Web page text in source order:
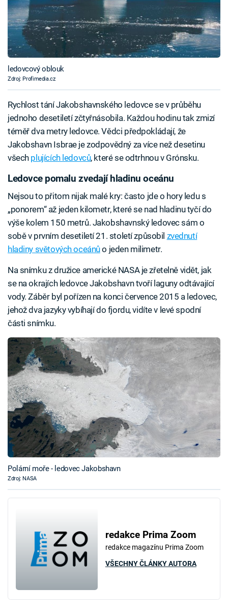
ledovcový oblouk
Zdroj: Profimedia.cz
Rychlost tání Jakobshavnského ledovce se v průběhu
jednoho desetiletí zčtyřnásobila. Každou hodinu tak zmizí
téměř dva metry ledovce. Vědci předpokládají, že
Jakobshavn Isbrae je zodpovědný za více než desetinu
všech plujících ledovců, které se odtrhnou v Grónsku.
Ledovce pomalu zvedají hladinu oceánu
Nejsou to přitom nijak malé kry: často jde o hory ledu s
„ponorem“ až jeden kilometr, které se nad hladinu tyčí do
výše kolem 150 metrů. Jakobshavnský ledovec sám o
sobě v prvním desetiletí 21. století způsobil zvednutí
hladiny světových oceánůo jeden milimetr.
Na snímku z družice americké NASA je zřetelně vidět, jak
se na okrajích ledovce Jakobshavn tvoří laguny odtávající
vody. Záběr byl pořízen na konci července 2015 a ledovec,
jehož dva jazyky vybíhají do fjordu, vidíte v levé spodní
části snímku.
Polární moře - ledovec Jakobshavn
Zdroj: NASA
redakce Prima Zoom
redakce magazínu Prima Zoom
VŠECHNY ČLÁNKY AUTORA